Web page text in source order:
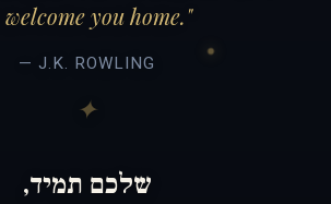
you home."
— J.K. ROWLING
שלכם תמיד,